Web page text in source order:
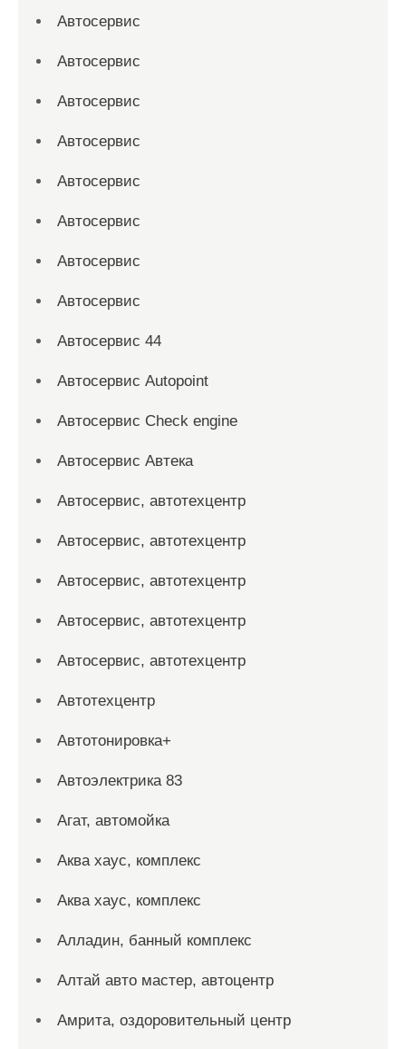
Автосервис
Автосервис
Автосервис
Автосервис
Автосервис
Автосервис
Автосервис
Автосервис
Автосервис 44
Автосервис Autopoint
Автосервис Check engine
Автосервис Автека
Автосервис, автотехцентр
Автосервис, автотехцентр
Автосервис, автотехцентр
Автосервис, автотехцентр
Автосервис, автотехцентр
Автотехцентр
Автотонировка+
Автоэлектрика 83
Агат, автомойка
Аква хаус, комплекс
Аква хаус, комплекс
Алладин, банный комплекс
Алтай авто мастер, автоцентр
Амрита, оздоровительный центр